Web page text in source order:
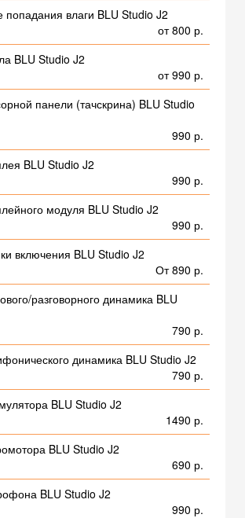
попадания влаги BLU Studio J2
от 800 р.
BLU Studio J2
от 990 р.
панели (тачскрина) BLU Studio
990 р.
BLU Studio J2
990 р.
модуля BLU Studio J2
990 р.
включения BLU Studio J2
От 890 р.
разговорного динамика BLU
790 р.
динамика BLU Studio J2
790 р.
BLU Studio J2
1490 р.
BLU Studio J2
690 р.
BLU Studio J2
990 р.